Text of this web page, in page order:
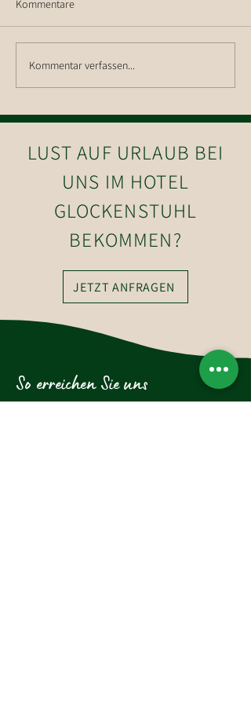
Wanderung auf die Hohe
Salve
Kommentare
Kommentar verfassen...
LUST AUF URLAUB BEI
UNS IM HOTEL
GLOCKENSTUHL
BEKOMMEN?
JETZT ANFRAGEN
So erreichen Sie uns